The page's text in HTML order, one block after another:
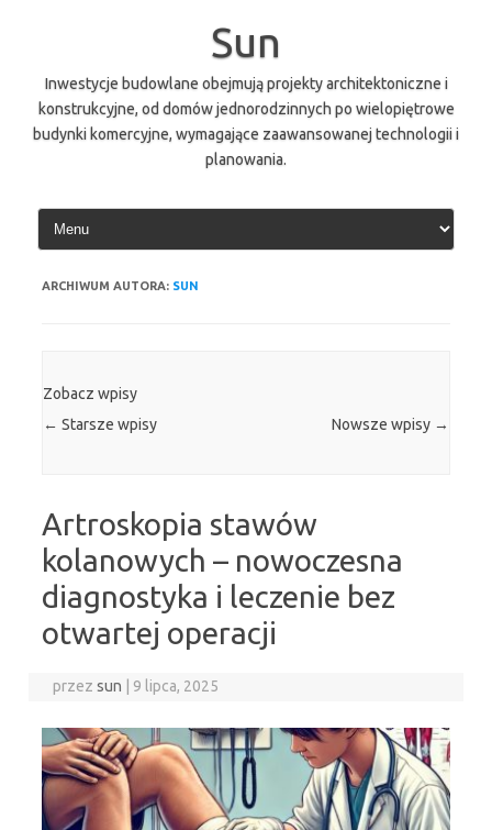
Sun
Inwestycje budowlane obejmują projekty architektoniczne i
konstrukcyjne, od domów jednorodzinnych po wielopiętrowe
budynki komercyjne, wymagające zaawansowanej technologii i
planowania.
ARCHIWUM AUTORA: SUN
Zobacz wpisy
← Starsze wpisy Nowsze wpisy →
Artroskopia stawów
kolanowych – nowoczesna
diagnostyka i leczenie bez
otwartej operacji
przezsun 9 lipca, 2025